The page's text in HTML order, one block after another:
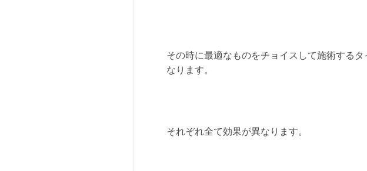
その時に最適なものをチョイスして施術する
なります。
それぞれ全て効果が異なります。